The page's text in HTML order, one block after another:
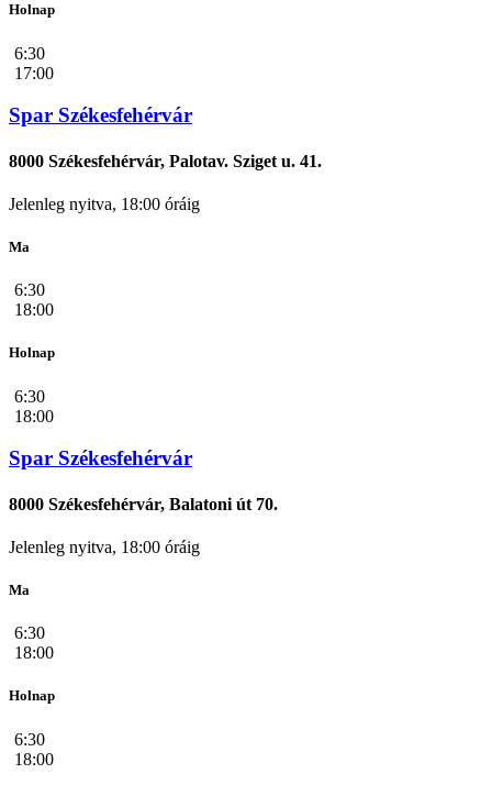
Holnap
6:30
17:00
Spar Székesfehérvár
8000 Székesfehérvár, Palotav. Sziget u. 41.
Jelenleg nyitva, 18:00 óráig
Ma
6:30
18:00
Holnap
6:30
18:00
Spar Székesfehérvár
8000 Székesfehérvár, Balatoni út 70.
Jelenleg nyitva, 18:00 óráig
Ma
6:30
18:00
Holnap
6:30
18:00